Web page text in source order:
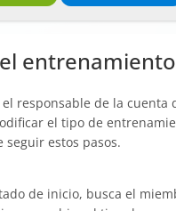
entrenamiento
responsable de la cuenta
el tipo de
estos pasos.
de inicio, busca el